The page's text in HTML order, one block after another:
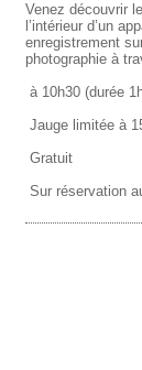
Venez découvrir
l’intérieur d’un
enregistrement
photographie à
à 10h30 (durée
Jauge limitée à
Gratuit
Sur réservation